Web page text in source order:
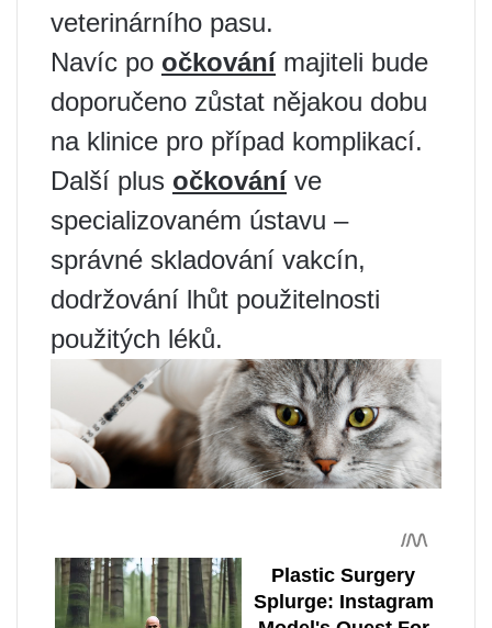
veterinárního pasu.
Navíc po očkovánímajiteli bude
doporučeno zůstat nějakou dobu
na klinice pro případ komplikací.
Další plus očkováníve
specializovaném ústavu –
správné skladování vakcín,
dodržování lhůt použitelnosti
použitých léků.